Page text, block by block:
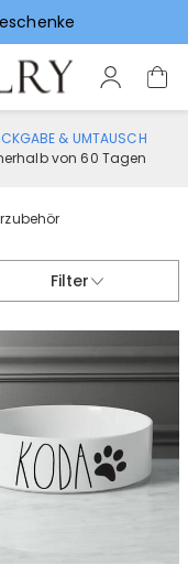
Geburtstag
& UMTAUSCH
von 60 Tagen
Filter